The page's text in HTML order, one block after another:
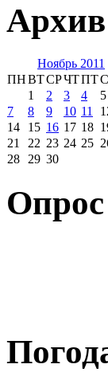
Архив
Ноябрь 2011
ПНВТСРЧТПТ
1
2 3 4 5
7
8 9 10 11
14
15 16 17 18
21
22 23 24 25
28
29 30
Опрос